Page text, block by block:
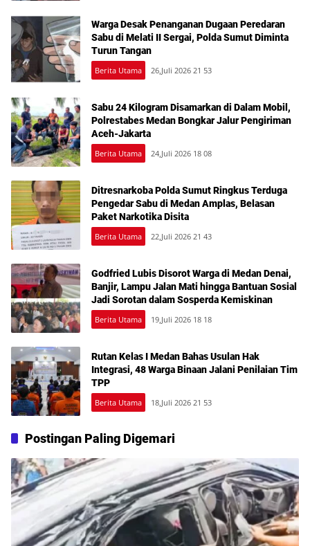
Warga Desak Penanganan Dugaan Peredaran
Sabu di Melati II Sergai, Polda Sumut Diminta
Turun Tangan
Berita Utama 26,Juli 2026 21 53
Sabu 24 Kilogram Disamarkan di Dalam Mobil,
Polrestabes Medan Bongkar Jalur Pengiriman
Aceh-Jakarta
Berita Utama 24,Juli 2026 18 08
Ditresnarkoba Polda Sumut Ringkus Terduga
Pengedar Sabu di Medan Amplas, Belasan
Paket Narkotika Disita
Berita Utama 22,Juli 2026 21 43
Godfried Lubis Disorot Warga di Medan Denai,
Banjir, Lampu Jalan Mati hingga Bantuan Sosial
Jadi Sorotan dalam Sosperda Kemiskinan
Berita Utama 19,Juli 2026 18 18
Rutan Kelas I Medan Bahas Usulan Hak
Integrasi, 48 Warga Binaan Jalani Penilaian Tim
TPP
Berita Utama 18,Juli 2026 21 53
Postingan Paling Digemari